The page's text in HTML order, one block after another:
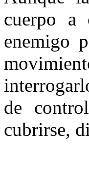
cuerpo a
enemigo
de
cubrirse,